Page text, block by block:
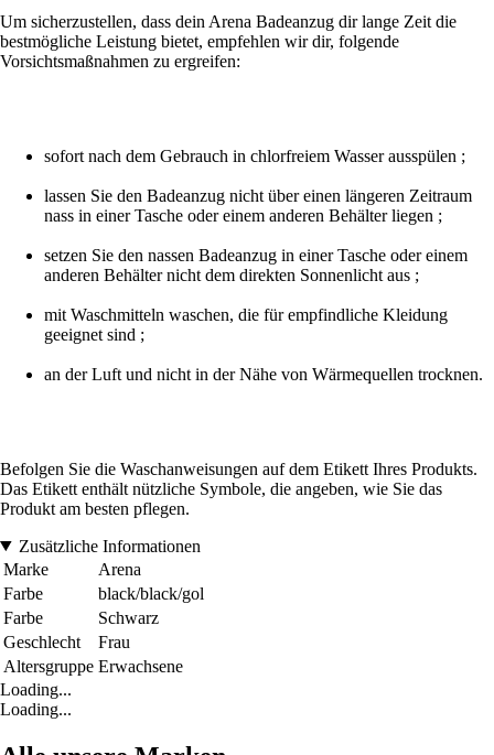
Um sicherzustellen, dass dein Arena Badeanzug dir lange Zeit die
bestmögliche Leistung bietet, empfehlen wir dir, folgende
Vorsichtsmaßnahmen zu ergreifen:
sofort nach dem Gebrauch in chlorfreiem Wasser ausspülen ;
lassen Sie den Badeanzug nicht über einen längeren Zeitraum
nass in einer Tasche oder einem anderen Behälter liegen ;
setzen Sie den nassen Badeanzug in einer Tasche oder einem
anderen Behälter nicht dem direkten Sonnenlicht aus ;
mit Waschmitteln waschen, die für empfindliche Kleidung
geeignet sind ;
an der Luft und nicht in der Nähe von Wärmequellen trocknen.
Befolgen Sie die Waschanweisungen auf dem Etikett Ihres Produkts.
Das Etikett enthält nützliche Symbole, die angeben, wie Sie das
Produkt am besten pflegen.
Zusätzliche Informationen
Marke
Arena
Farbe
black/black/gol
Farbe
Schwarz
Geschlecht
Frau
Altersgruppe Erwachsene
Loading...
Loading...